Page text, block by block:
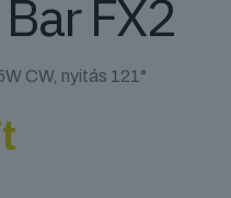
FX2
CW, nyitás 121°